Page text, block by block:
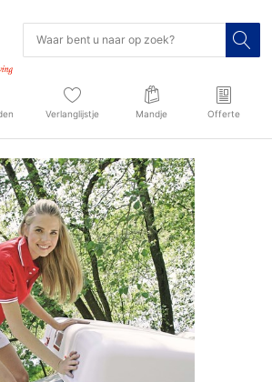
Verlanglijstje Mandje Offerte